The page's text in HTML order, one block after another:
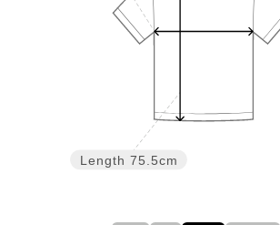
Length 75.5cm